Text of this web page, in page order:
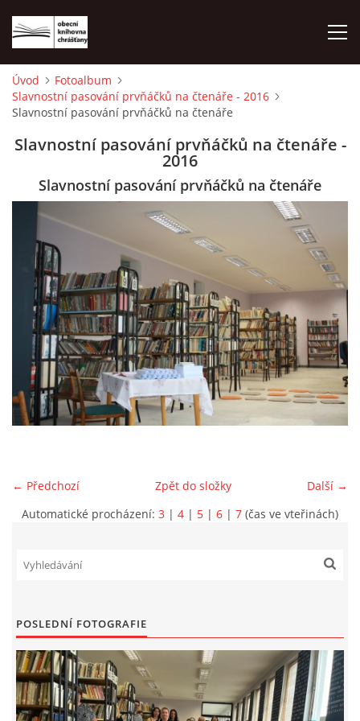
ÚVOD
LETNÍ KINO 2026
VÝPŮJČNÍ DOBA
KONTAKTY
ON-LINE KATALOG
WEBOVÁ KAMERA
VIDEA Z DRONU
"KNIHOBUDKY"
E-KNIHY DO KAŽDÉ KNIHOVNY
GRANTY A DOTACE
Úvod
Fotoalbum
Slavnostní pasování prvňáčků na čtenáře - 2016
Slavnostní pasování prvňáčků na čtenáře
Slavnostní pasování prvňáčků na čtenáře -
2016
Slavnostní pasování prvňáčků na čtenáře
← Předchozí Další →
Zpět do složky
Automatické procházení: 3 | 4 | 5 | 6 | 7 (čas ve vteřinách)
POSLEDNÍ FOTOGRAFIE